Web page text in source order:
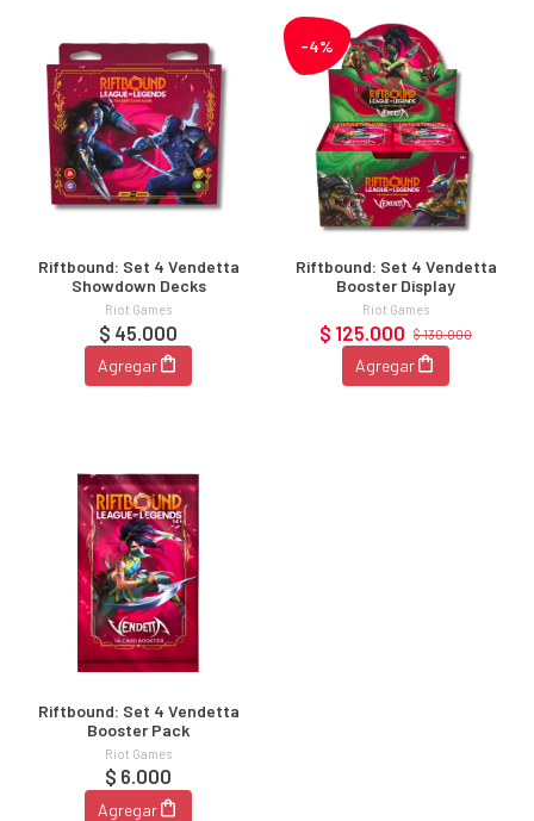
Riftbound: Set 4 Vendetta
Showdown Decks
Riot Games
$ 45.000
Agregar
-4%
Riftbound: Set 4 Vendetta
Booster Display
Riot Games
$ 130.000
$ 125.000
Agregar
Riftbound: Set 4 Vendetta
Booster Pack
Riot Games
$ 6.000
Agregar